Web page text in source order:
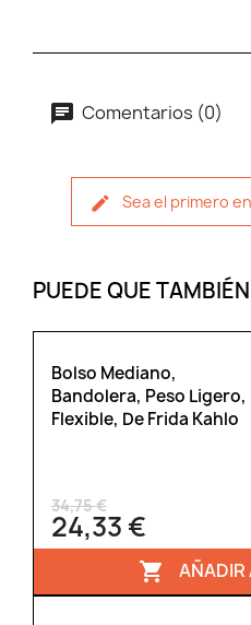
Comentarios (0)
Sea el primero
PUEDE QUE
Bolso Mediano,
Bandolera, Peso Ligero,
Flexible, De Frida Kahlo
34,75 €
24,33 €
 AÑADIR